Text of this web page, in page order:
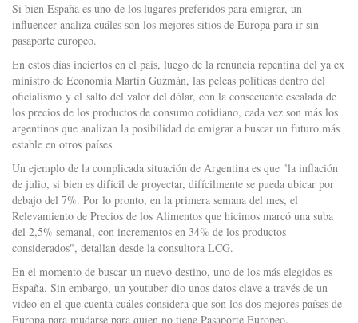
Si bien España es uno de los lugares preferidos para emigrar, un
influencer analiza cuáles son los mejores sitios de Europa para ir sin
pasaporte europeo.
En estos días inciertos en el país, luego de la renuncia repentina del ya ex
ministro de Economía Martín Guzmán, las peleas políticas dentro del
oficialismo y el salto del valor del dólar, con la consecuente escalada de
los precios de los productos de consumo cotidiano, cada vez son más los
argentinos que analizan la posibilidad de emigrar a buscar un futuro más
estable en otros países.
Un ejemplo de la complicada situación de Argentina es que "la inflación
de julio, si bien es difícil de proyectar, difícilmente se pueda ubicar por
debajo del 7%. Por lo pronto, en la primera semana del mes, el
Relevamiento de Precios de los Alimentos que hicimos marcó una suba
del 2,5% semanal, con incrementos en 34% de los productos
considerados", detallan desde la consultora LCG.
En el momento de buscar un nuevo destino, uno de los más elegidos es
España. Sin embargo, un youtuber dio unos datos clave a través de un
video en el que cuenta cuáles considera que son los dos mejores países de
Europa para mudarse para quien no tiene Pasaporte Europeo.